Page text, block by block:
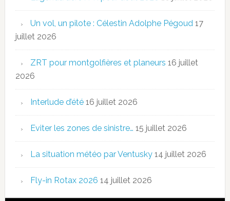
Un vol, un pilote : Célestin Adolphe Pégoud 17
juillet 2026
ZRT pour montgolfières et planeurs 16 juillet
2026
Interlude d’été 16 juillet 2026
Eviter les zones de sinistre… 15 juillet 2026
La situation météo par Ventusky 14 juillet 2026
Fly-in Rotax 2026 14 juillet 2026